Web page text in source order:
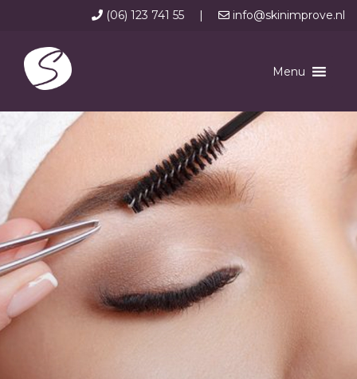
(06) 123 741 55 | info@skinimprove.nl
Menu